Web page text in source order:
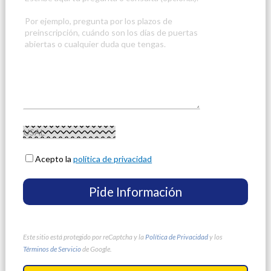
Acepto lapolítica de privacidad
Este sitio está protegido por reCaptcha y la Política de Privacidady los
Términos de Serviciode Google.